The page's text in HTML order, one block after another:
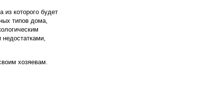
из которого будет
типов дома,
хозяевам.